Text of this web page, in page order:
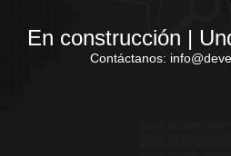
En construcción |
Contáctanos: